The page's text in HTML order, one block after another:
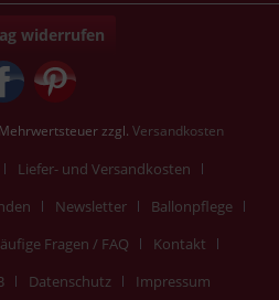
widerrufen
zzgl. Versandkosten
Liefer- und Versandkosten
Newsletter
Ballonpflege
Fragen / FAQ
Kontakt
Datenschutz Impressum